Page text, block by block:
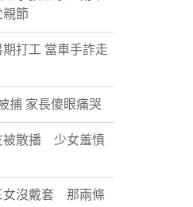
親節
期打工 當車手詐走
捕 家長傻眼痛哭
被散播 少女羞憤
女沒戴套 那兩條